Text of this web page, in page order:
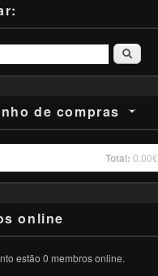
Pesquisar
de compras
Total: 0.00€
online
estão 0 membros online.